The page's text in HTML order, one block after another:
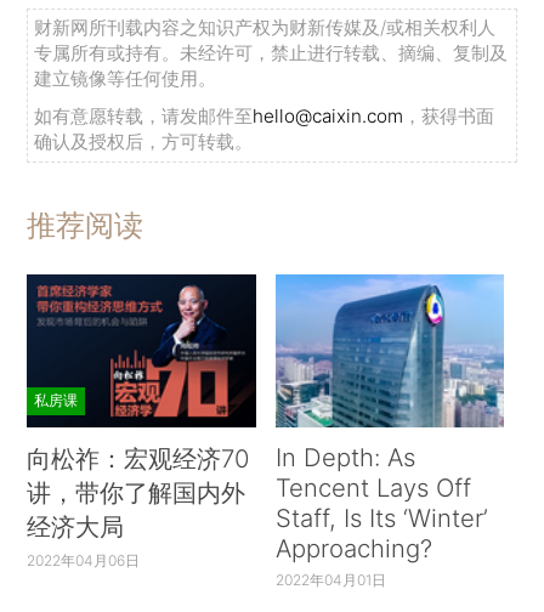
财新网所刊载内容之知识产权为财新传媒及/或相关权利人
专属所有或持有。未经许可，禁止进行转载、摘编、复制及
建立镜像等任何使用。
如有意愿转载，请发邮件至hello@caixin.com ，获得书面
确认及授权后，方可转载。
推荐阅读
私房课
向松祚：宏观经济70
讲，带你了解国内外
经济大局
2022年04月06日
In Depth: As
Tencent Lays Off
Staff, Is Its ‘Winter’
Approaching?
2022年04月01日